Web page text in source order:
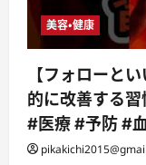
美容・健康
【フォローと
的に改善する
#医療 #予防 #